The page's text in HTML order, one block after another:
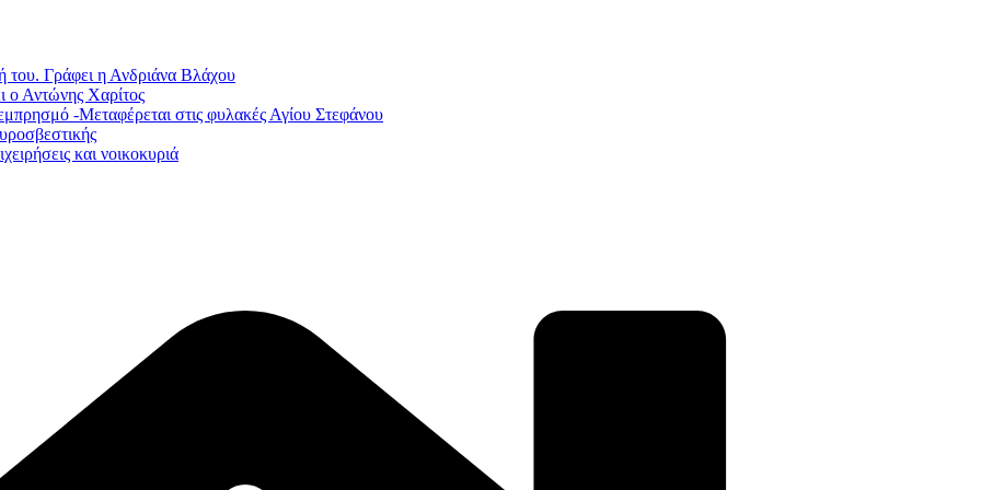
του. Γράφει η Ανδριάνα Βλάχου
ο Αντώνης Χαρίτος
-Μεταφέρεται στις φυλακές Αγίου Στεφάνου
και νοικοκυριά